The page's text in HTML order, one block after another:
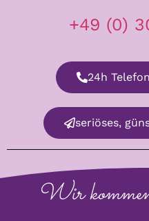
+49 (0)
24h
seriöses,
Wir